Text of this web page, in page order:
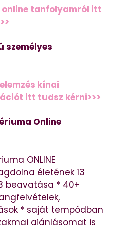
online tanfolyamról itt
személyes
kínai
itt tudsz kérni>>>
Online
ONLINE
életének 13
beavatása * 40+
* saját tempódban
ajánlásomat is